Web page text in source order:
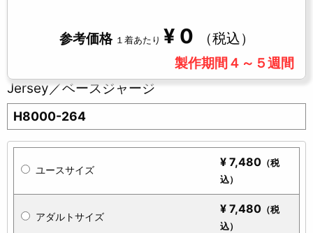
参考価格 １着あたり ¥ 0 （税込）
製作期間４～５週間
Jersey／ベースジャージ
H8000-264
ユースサイズ
¥ 7,480 （税
込）
アダルトサイズ
¥ 7,480 （税
込）